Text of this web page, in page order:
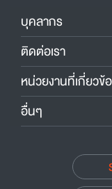
บุคลากร
ติดต่อเรา
หน่วยงานที่เกี่ยวข้
อื่นๆ